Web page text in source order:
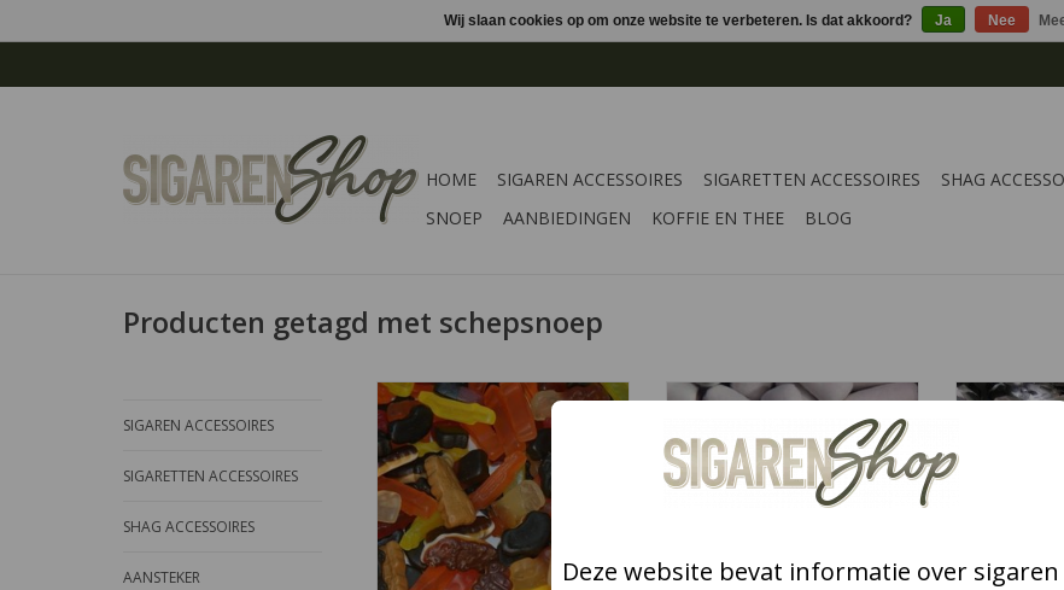
HOME SIGAREN ACCESSOIRES SIGARETTEN ACCESSOIRES SHAG
SNOEP
AANBIEDINGEN KOFFIE EN THEE BLOG
Producten getagd met schepsnoep
SIGAREN ACCESSOIRES
SIGARETTEN ACCESSOIRES
SHAG ACCESSOIRES
AANSTEKER
Op zoek naar Autodrop total
loss? U heeft ze gevonden, een
lekkere botsing van wel 11
verschillende smaken. Ontdek ze
allemaal en het product is
glutenvrij.
TOEVOEGEN AAN WINKELWAGEN
Schoolkrijt van Venco, wie kent
het niet! Een heerlijk dropstaafje
met een dikke laag 'schoolkrijt'
TOEVOEGEN AAN WINKELWAGEN
De
toffees
Wij slaan cookies op om onze website te verbeteren. Is dat akkoord? Ja Nee
Deze website bevat informatie over sigaren